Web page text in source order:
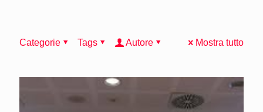
Categorie Tags Autore Mostra tutto